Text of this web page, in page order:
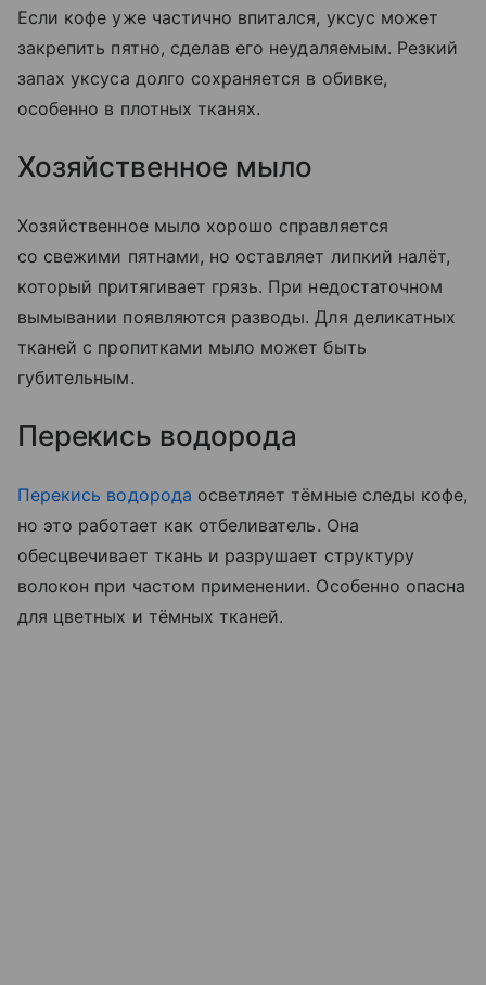
Если кофе уже частично впитался, уксус может
закрепить пятно, сделав его неудаляемым. Резкий
запах уксуса долго сохраняется в обивке,
особенно в плотных тканях.
Хозяйственное мыло
Хозяйственное мыло хорошо справляется
со свежими пятнами, но оставляет липкий налёт,
который притягивает грязь. При недостаточном
вымывании появляются разводы. Для деликатных
тканей с пропитками мыло может быть
губительным.
Перекись водорода
Перекись водорода осветляет тёмные следы кофе,
но это работает как отбеливатель. Она
обесцвечивает ткань и разрушает структуру
волокон при частом применении. Особенно опасна
для цветных и тёмных тканей.